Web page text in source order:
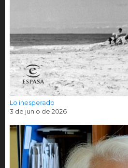
Lo inesperado
3 de junio de 2026